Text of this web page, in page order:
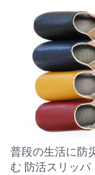
普段の生活に防
む 防活スリッ